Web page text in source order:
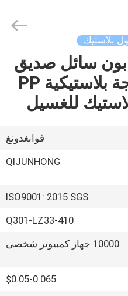
بلاستيك
سائل صديق
للبيئة مضخة زجاجة بلاستيكية PP
للغسيل
قوانغدونغ
QIJUNHONG
ISO9001: 2015 SGS
Q301-LZ33-410
10000 جهاز كمبيوتر شخصى
$0.05-0.065